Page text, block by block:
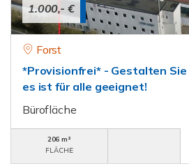
1.000,- €
Forst
*Provisionfrei* - Gestalten
es ist für alle geeignet!
Bürofläche
206 m²
FLÄCHE